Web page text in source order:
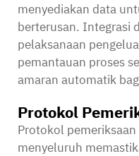
menyediakan data
berterusan. Integrasi
pelaksanaan
pemantauan proses
amaran automatik
Protokol
Protokol pemeriksaan
menyeluruh